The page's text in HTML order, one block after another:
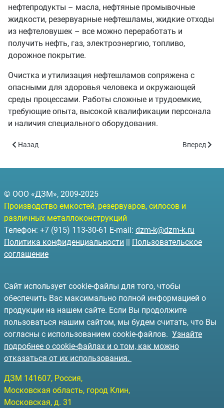
нефтепродукты – масла, нефтяные промывочные
жидкости, резервуарные нефтешламы, жидкие отходы
из нефтеловушек – все можно переработать и
получить нефть, газ, электроэнергию, топливо,
дорожное покрытие.
Очистка и утилизация нефтешламов сопряжена с
опасными для здоровья человека и окружающей
среды процессами. Работы сложные и трудоемкие,
требующие опыта, высокой квалификации персонала
и наличия специального оборудования.
Предыдущий: Бизнесмены Дальнего Востока
Назад Следующий:
Вперед
© ООО «ДЗМ», 2009-2025
Производство емкостей, резервуаров, силосов и
различных металлоконструкций
Телефон: +7 (915) 113-30-61 E-mail: dzm-k@dzm-k.ru
Политика конфиденциальности || Пользовательское
соглашение
Сайт использует cookie-файлы для того, чтобы
обеспечить Вас максимально полной информацией о
продукции на нашем сайте. Если Вы продолжите
пользоваться нашим сайтом, мы будем считать, что Вы
согласны с использованием cookie-файлов. Узнайте
подробнее о cookie-файлах и о том, как можно
отказаться от их использования.
ДЗМ 141607, Россия,
Московская область, город Клин,
Московская, д. 31